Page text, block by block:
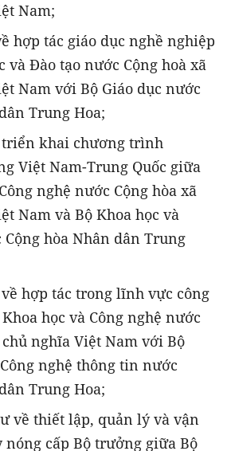
Nam;
hợp tác giáo dục nghề nghiệp
và Đào tạo nước Cộng hoà xã
Nam với Bộ Giáo dục nước
Trung Hoa;
triển khai chương trình
Việt Nam-Trung Quốc giữa
nghệ nước Cộng hòa xã
Nam và Bộ Khoa học và
Cộng hòa Nhân dân Trung
hợp tác trong lĩnh vực công
học và Công nghệ nước
nghĩa Việt Nam với Bộ
nghệ thông tin nước
Trung Hoa;
về thiết lập, quản lý và vận
cấp Bộ trưởng giữa Bộ